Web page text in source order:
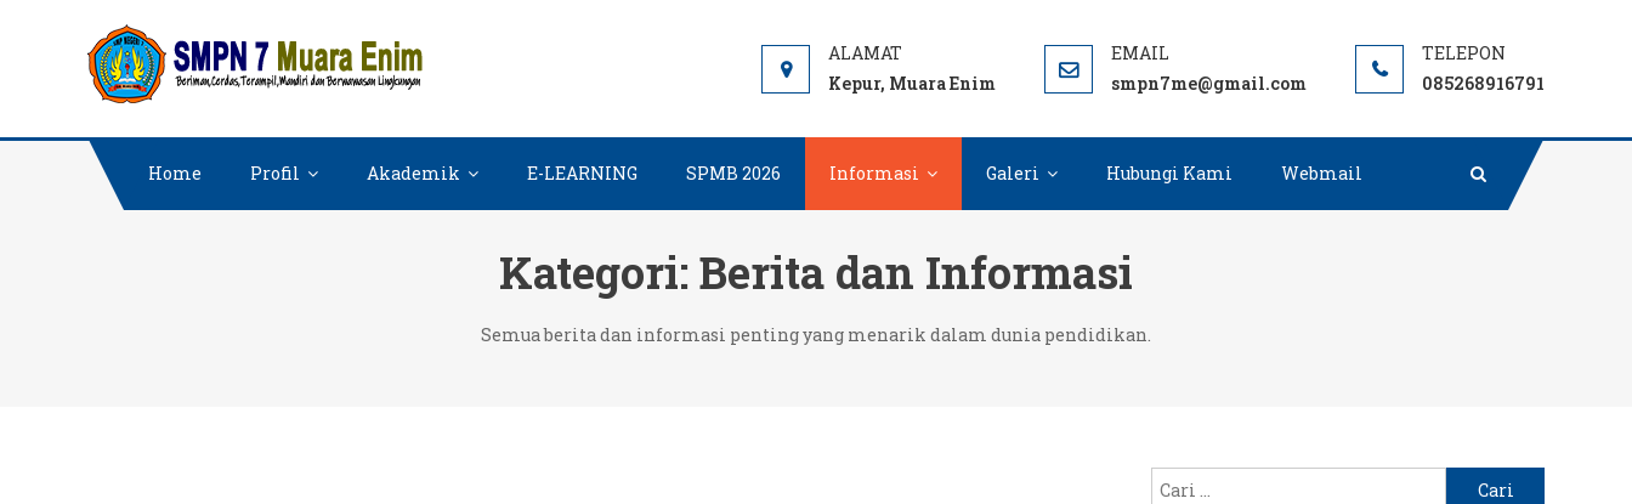
Website SMPN 7 Muara Enim, Informasi, PPDB dan E-learning sekolah. SMP Negeri terbaik rujukan di Muara Enim.
Kepur, Muara Enim
smpn7me@gmail.com 085268916791
Home Profil Akademik E-LEARNING SPMB 2026 Informasi Galeri Hubungi Kami Webmail
Kategori: Berita dan Informasi
Semua berita dan informasi penting yang menarik dalam dunia pendidikan.
Cari